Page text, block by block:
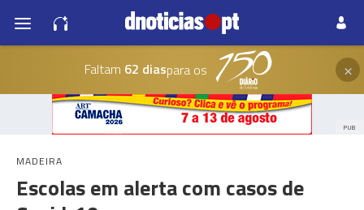
Faltam 62 diaspara os ×
PUB
MADEIRA
Escolas em alerta com casos de